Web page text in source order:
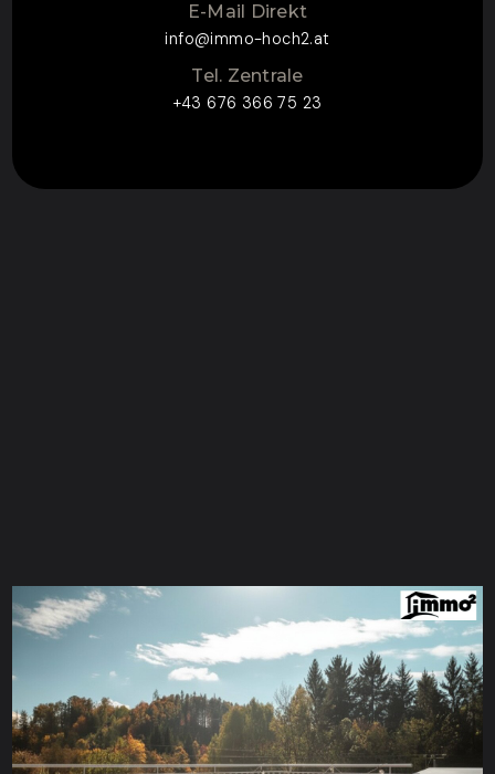
E-Mail Direkt
info@immo-hoch2.at
Tel. Zentrale
+43 676 366 75 23